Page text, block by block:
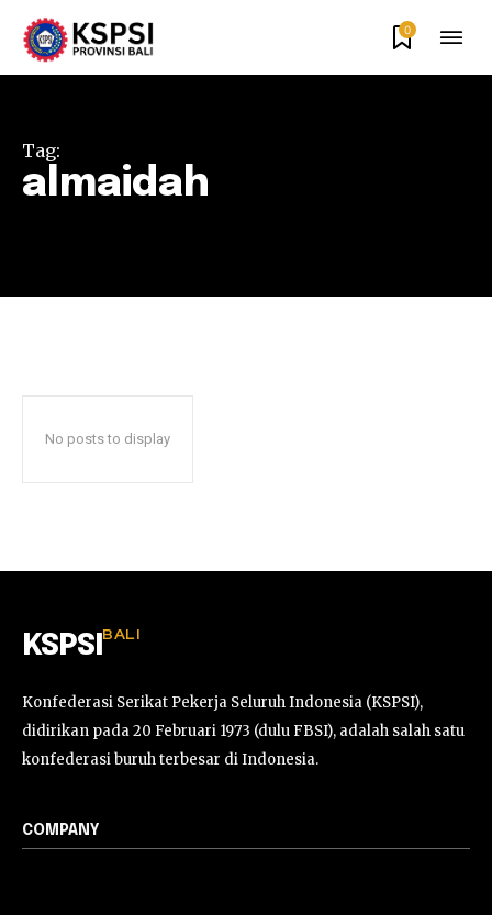
0
Tag:
almaidah
No posts to display
KSPSI BALI
Konfederasi Serikat Pekerja Seluruh Indonesia (KSPSI),
didirikan pada 20 Februari 1973 (dulu FBSI), adalah salah satu
konfederasi buruh terbesar di Indonesia.
COMPANY